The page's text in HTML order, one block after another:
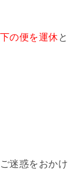
下の便を運休と
迷惑をおかけ